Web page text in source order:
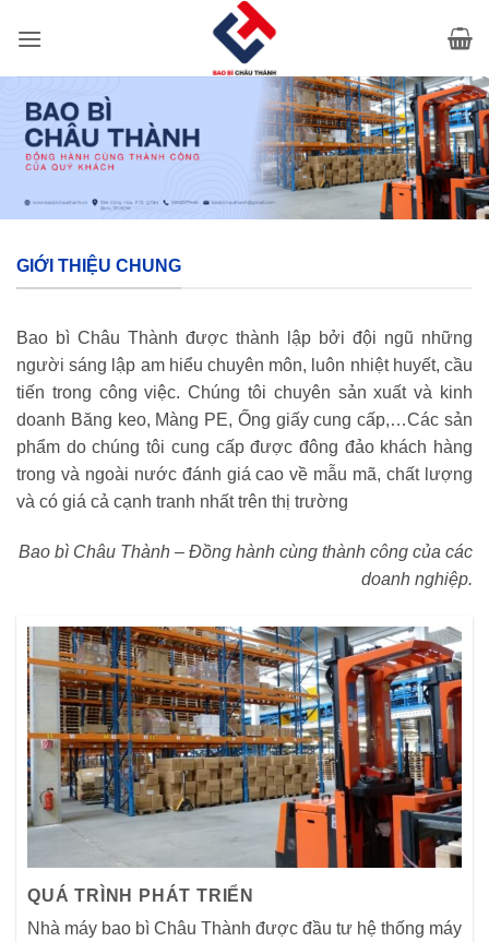
qua
GIỚI THIỆU CHUNG
Bao bì Châu Thành được thành lập bởi đội ngũ những
người sáng lập am hiểu chuyên môn, luôn nhiệt huyết, cầu
tiến trong công việc. Chúng tôi chuyên sản xuất và kinh
doanh Băng keo, Màng PE, Ống giấy cung cấp,…Các sản
phẩm do chúng tôi cung cấp được đông đảo khách hàng
trong và ngoài nước đánh giá cao về mẫu mã, chất lượng
và có giá cả cạnh tranh nhất trên thị trường
Bao bì Châu Thành – Đồng hành cùng thành công của các
doanh nghiệp.
QUÁ TRÌNH PHÁT TRIỂN
Nhà máy bao bì Châu Thành được đầu tư hệ thống máy